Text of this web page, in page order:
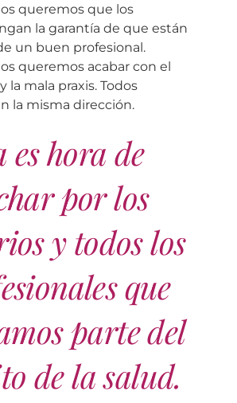
queremos que los
la garantía de que están
un buen profesional.
queremos acabar con el
la mala praxis. Todos
la misma dirección.
es hora de
por los
y todos los
que
parte del
de la salud.